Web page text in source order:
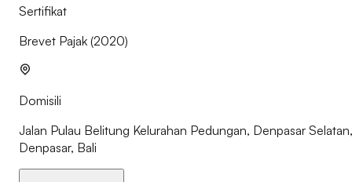
Sertifikat
Brevet Pajak (2020)
Domisili
Jalan Pulau Belitung Kelurahan Pedungan, Denpasar Selatan,
Denpasar, Bali